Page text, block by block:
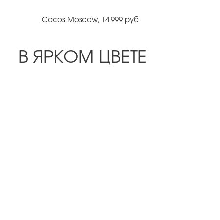
Cocos Moscow, 14 999 руб
В ЯРКОМ ЦВЕТЕ